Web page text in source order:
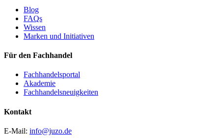
Blog
FAQs
Wissen
Marken und Initiativen
Für den Fachhandel
Fachhandelsportal
Akademie
Fachhandelsneuigkeiten
Kontakt
E-Mail: info@juzo.de